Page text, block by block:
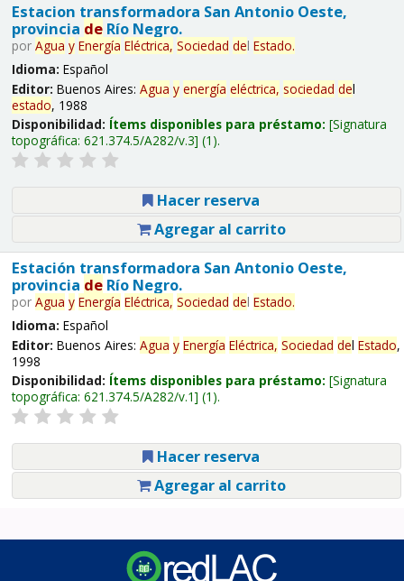
Estacion transformadora San Antonio Oeste,
provincia deRío Negro.
por Agua y Energía Eléctrica, Sociedad del Estado.
Idioma: Español
Editor: Buenos Aires: Agua y energía eléctrica, sociedad del
estado, 1988
Disponibilidad: Ítems disponibles para préstamo: Signatura
topográfica: 621.374.5/A282/v.3 (1).
Hacer reserva
Agregar al carrito
Estación transformadora San Antonio Oeste,
provincia deRío Negro.
por Agua y Energía Eléctrica, Sociedad del Estado.
Idioma: Español
Editor: Buenos Aires: Agua y Energía Eléctrica, Sociedad del Estado,
1998
Disponibilidad: Ítems disponibles para préstamo: Signatura
topográfica: 621.374.5/A282/v.1 (1).
Hacer reserva
Agregar al carrito